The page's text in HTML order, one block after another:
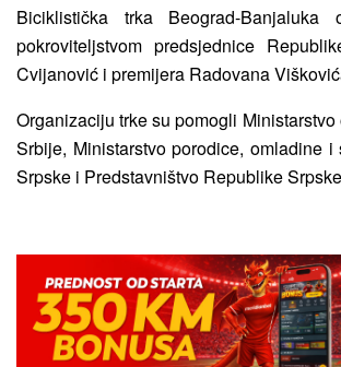
Biciklistička trka Beograd-
pokroviteljstvom predsjednice
Cvijanović i premijera Radovana
Organizaciju trke su pomogli
Srbije, Ministarstvo porodice, omladine
Srpske i Predstavništvo Republike